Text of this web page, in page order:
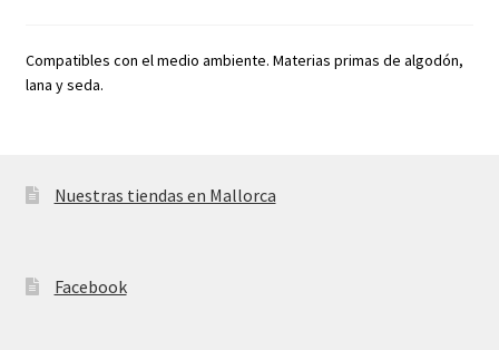
Compatibles con el medio ambiente. Materias primas de algodón,
lana y seda.
Nuestras tiendas en Mallorca
Facebook